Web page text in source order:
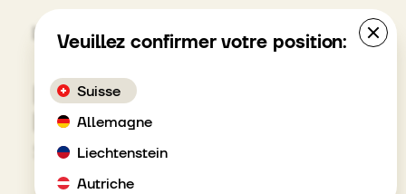
Déménagement de
bibliothèque
système pratique
Veuillez confirmer votre position:
Suisse
Allemagne
Liechtenstein
Autriche